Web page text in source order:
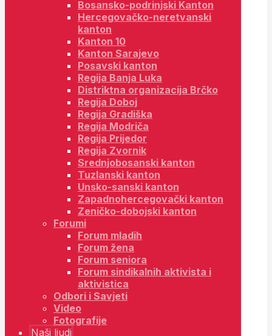
Bosansko-podrinjski Kanton
Hercegovačko-neretvanski
kanton
Kanton 10
Kanton Sarajevo
Posavski kanton
Regija Banja Luka
Distriktna organizacija Brčko
Regija Doboj
Regija Gradiška
Regija Modriča
Regija Prijedor
Regija Zvornik
Srednjobosanski kanton
Tuzlanski kanton
Unsko-sanski kanton
Zapadnohercegovački kanton
Zeničko-dobojski kanton
Forumi
Forum mladih
Forum žena
Forum seniora
Forum sindikalnih aktivista i
aktivistica
Odbori i Savjeti
Video
Fotografije
Naši ljudi